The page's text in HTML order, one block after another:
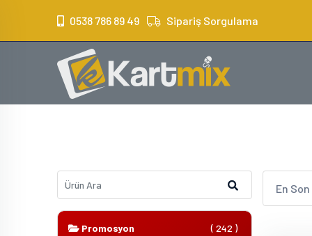
0538 786 89 49 Sipariş Sorgulama
Promosyon ( 242 )
En